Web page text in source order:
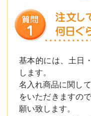
基本的には、土日
します。
名入れ商品に関し
をいただきますの
願い致します。